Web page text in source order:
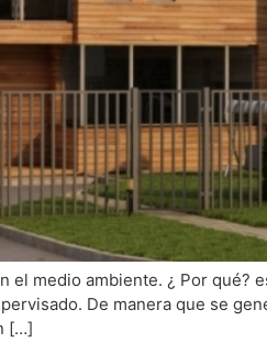
medio ambiente. ¿ Por qué?
De manera que se
[…]